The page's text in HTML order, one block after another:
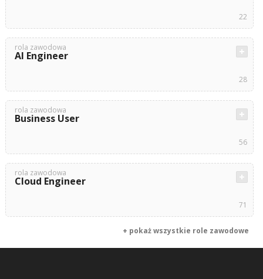
22
rola zawodowa
AI Engineer
28
rola zawodowa
Business User
56
rola zawodowa
Cloud Engineer
71
+ pokaż wszystkie role zawodowe